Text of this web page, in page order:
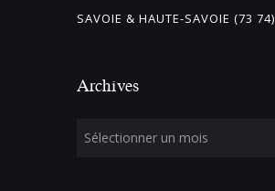
SAVOIE & HAUTE-SAVOIE (73 74)
Archives